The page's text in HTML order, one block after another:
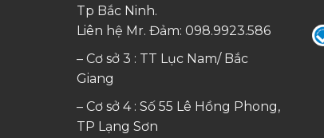
Tp Bắc Ninh.
Liên hệ Mr. Đảm: 098.9923.586
– Cơ sở 3 : TT Lục Nam/ Bắc
Giang
– Cơ sở 4 : Số 55 Lê Hồng Phong,
TP Lạng Sơn